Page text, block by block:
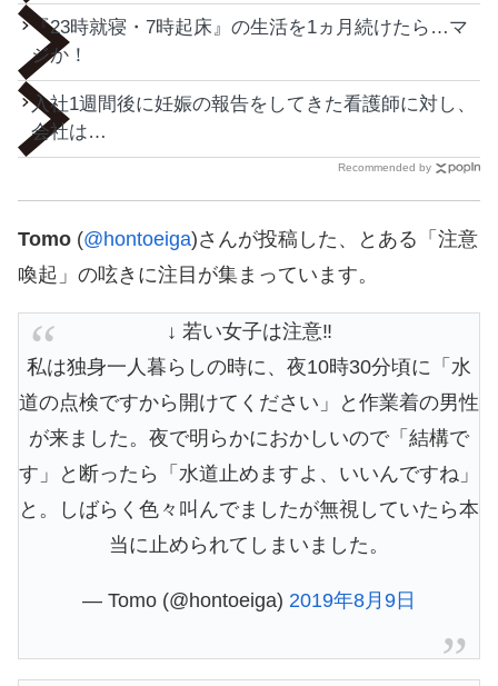
『23時就寝・7時起床』の生活を1ヵ月続けたら…マ
ジか！
入社1週間後に妊娠の報告をしてきた看護師に対し、
会社は…
Recommended by
Tomo (@hontoeiga)さんが投稿した、とある「注意
喚起」の呟きに注目が集まっています。
↓ 若い女子は注意‼︎
私は独身一人暮らしの時に、夜10時30分頃に「水
道の点検ですから開けてください」と作業着の男性
が来ました。夜で明らかにおかしいので「結構で
す」と断ったら「水道止めますよ、いいんですね」
と。しばらく色々叫んでましたが無視していたら本
当に止められてしまいました。
— Tomo (@hontoeiga) 2019年8月9日